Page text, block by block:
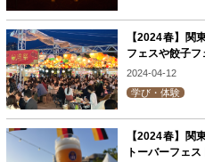
【2024春】関
フェスや餃子
2024-04-12
学び・体験
【2024春】関
トーバーフェ